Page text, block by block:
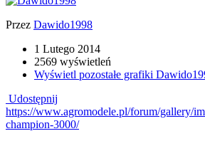
Przez Dawido1998
1 Lutego 2014
2569 wyświetleń
Wyświetl pozostałe grafiki
Udostępnij
https://www.agromodele.pl/forum/gallery/
champion-3000/